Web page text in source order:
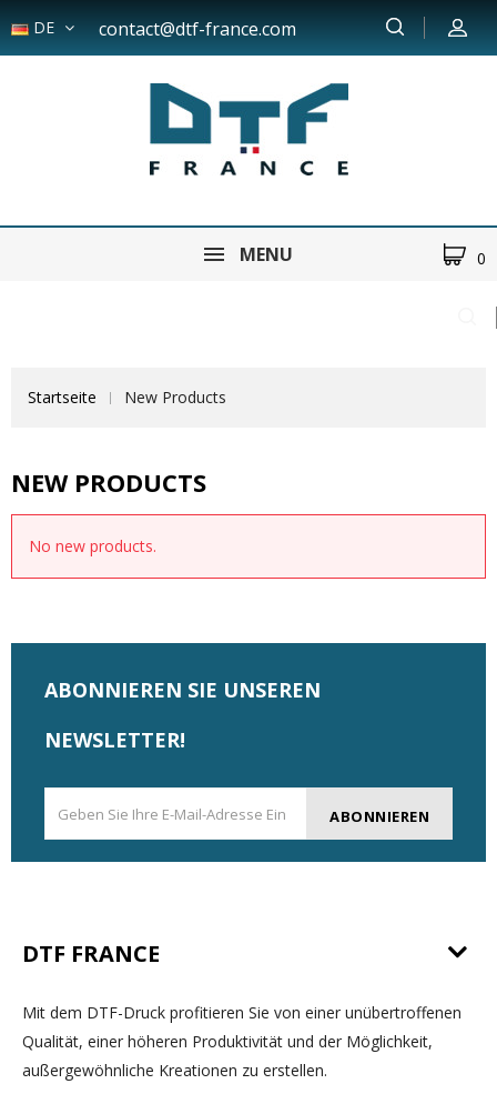
DE contact@dtf-france.com
MENU 0
Startseite New Products
NEW PRODUCTS
No new products.
ABONNIEREN SIE UNSEREN
NEWSLETTER!
ABONNIEREN
DTF FRANCE
Mit dem DTF-Druck profitieren Sie von einer unübertroffenen
Qualität, einer höheren Produktivität und der Möglichkeit,
außergewöhnliche Kreationen zu erstellen.